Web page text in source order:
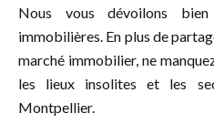
Nous vous dévoilons
immobilières. En plus de
marché immobilier, ne
les lieux insolites et les
Montpellier.